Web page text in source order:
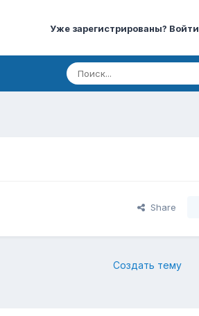
Уже зарегистрированы? Войти
Share
Создать тему